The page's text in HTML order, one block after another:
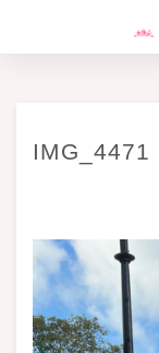
IMG_4471